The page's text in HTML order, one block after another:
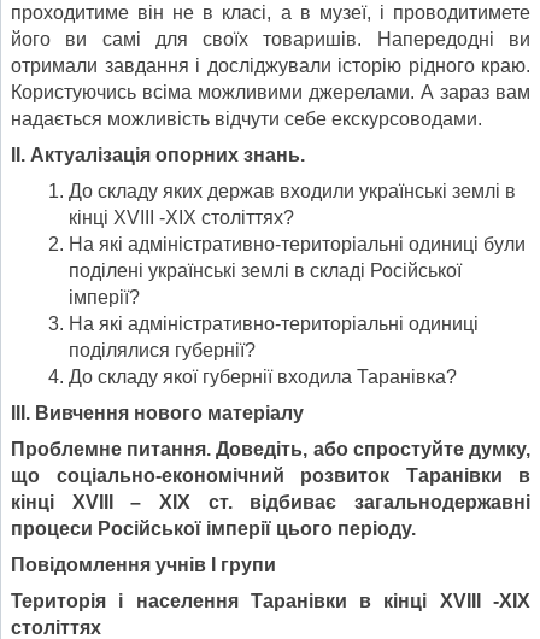
проходитиме він не в класі, а в музеї, і проводитимете
його ви самі для своїх товаришів. Напередодні ви
отримали завдання і досліджували історію рідного краю.
Користуючись всіма можливими джерелами. А зараз вам
надається можливість відчути себе екскурсоводами.
ІІ. Актуалізація опорних знань.
До складу яких держав входили українські землі в
кінці ХVІІІ -ХІХ століттях?
На які адміністративно-територіальні одиниці були
поділені українські землі в складі Російської
імперії?
На які адміністративно-територіальні одиниці
поділялися губернії?
До складу якої губернії входила Таранівка?
ІІІ. Вивчення нового матеріалу
Проблемне питання. Доведіть, або спростуйте думку,
що соціально-економічний розвиток Таранівки в
кінці ХVІІІ – ХІХ ст. відбиває загальнодержавні
процеси Російської імперії цього періоду.
Повідомлення учнів І групи
Територія і населення Таранівки в кінці ХVІІІ -ХІХ
століттях